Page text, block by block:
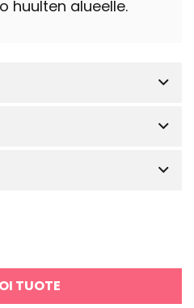
huulten alueelle.
TUOTE